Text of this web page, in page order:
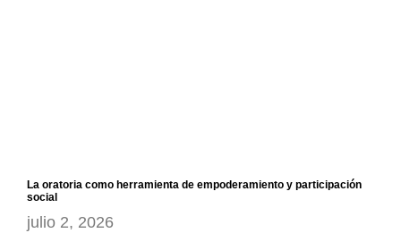
La oratoria como herramienta de empoderamiento y participación
social
julio 2, 2026